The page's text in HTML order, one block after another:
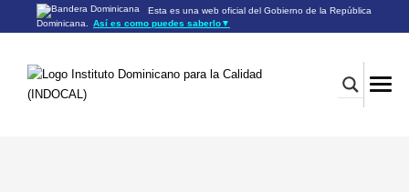
Esta es una web oficial del Gobierno de la República
Dominicana.
Así es como puedes saberlo▼
Los sitios web oficiales utilizan .gob.do o .gov.do
Los sitios web oficiales .gob.do o .gov.do seguros utilizan
HTTPS